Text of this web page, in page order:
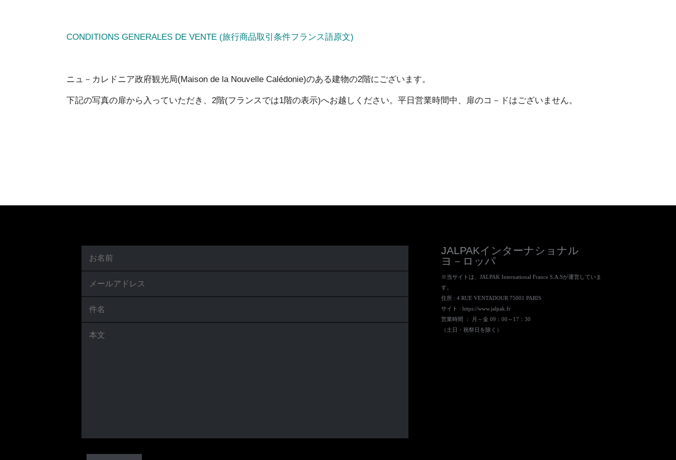
CONDITIONS GENERALES DE VENTE (旅行商品取引条件フランス語原文)
ニュ－カレドニア政府観光局(Maison de la Nouvelle Calédonie)のある建物の2階にございます。
下記の写真の扉から入っていただき、2階(フランスでは1階の表示)へお越しください。平日営業時間中、扉のコ－ドはございません。
JALPAKインターナショナル
ヨ－ロッパ
※当サイトは、JALPAK International France S.A.Sが運営していま
す。
住所 : 4 RUE VENTADOUR 75001 PARIS
サイト : https://www.jalpak.fr
営業時間 ： 月～金 09：00～17：30
（土日・祝祭日を除く）